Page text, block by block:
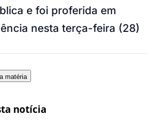
e foi proferida em
nesta terça-feira (28)
matéria
notícia